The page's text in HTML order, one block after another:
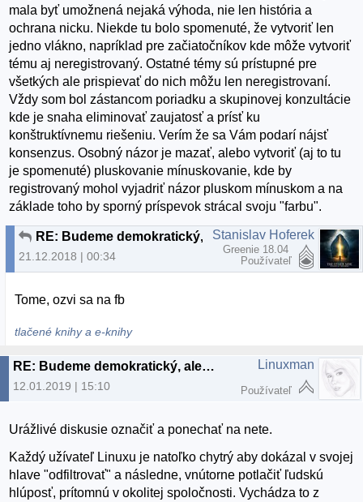
mala byť umožnená nejaká výhoda, nie len história a
ochrana nicku. Niekde tu bolo spomenuté, že vytvoriť len
jedno vlákno, napríklad pre začiatočníkov kde môže vytvoriť
tému aj neregistrovaný. Ostatné témy sú prístupné pre
všetkých ale prispievať do nich môžu len neregistrovaní.
Vždy som bol zástancom poriadku a skupinovej konzultácie
kde je snaha eliminovať zaujatosť a prísť ku
konštruktívnemu riešeniu. Verím že sa Vám podarí nájsť
konsenzus. Osobný názor je mazať, alebo vytvoriť (aj to tu
je spomenuté) pluskovanie mínuskovanie, kde by
registrovaný mohol vyjadriť názor pluskom mínuskom a na
základe toho by sporný príspevok strácal svoju "farbu".
RE: Budeme demokratický, alebo to budeme občasne čistiť?
21.12.2018 | 00:34
Stanislav Hoferek
Greenie 18.04
Používateľ
Tome, ozvi sa na fb
tlačené knihy a e-knihy
RE: Budeme demokratický, alebo to budeme občasne čistiť?
12.01.2019 | 15:10
Linuxman
Používateľ
Urážlivé diskusie označiť a ponechať na nete.
Každý užívateľ Linuxu je natoľko chytrý aby dokázal v svojej
hlave "odfiltrovať" a následne, vnútorne potlačiť ľudskú
hlúposť, prítomnú v okolitej spoločnosti. Vychádza to z